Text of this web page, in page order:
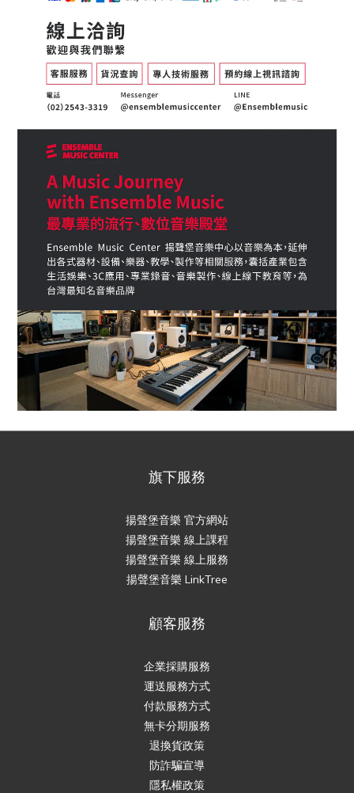
旗下服務
揚聲堡音樂 官方網站
揚聲堡音樂 線上課程
揚聲堡音樂 線上服務
揚聲堡音樂 LinkTree
顧客服務
企業採購服務
運送服務方式
付款服務方式
無卡分期服務
退換貨政策
防詐騙宣導
隱私權政策